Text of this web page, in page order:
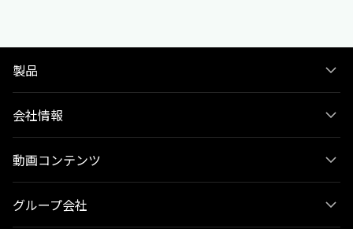
製品
会社情報
動画コンテンツ
グループ会社